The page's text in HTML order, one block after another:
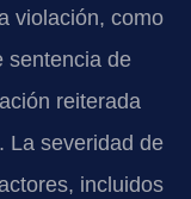
violación, como
sentencia de
reiterada
La severidad de
incluidos